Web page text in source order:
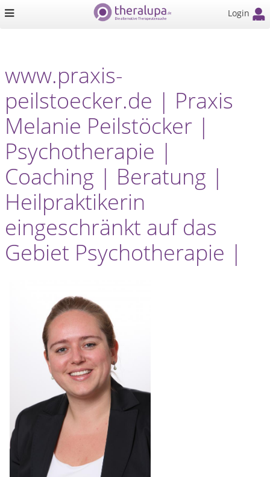
Login
www.praxis-
peilstoecker.de | Praxis
Melanie Peilstöcker |
Psychotherapie |
Coaching | Beratung |
Heilpraktikerin
eingeschränkt auf das
Gebiet Psychotherapie |